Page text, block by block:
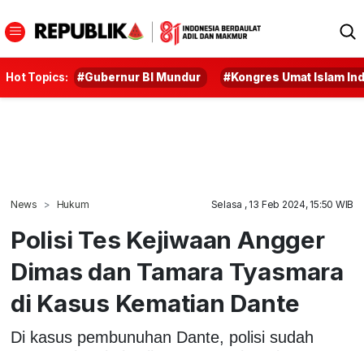
Hot Topics: #Gubernur BI Mundur #Kongres Umat Islam
News Hukum Selasa , 13 Feb 2024, 15:50 WIB
Polisi Tes Kejiwaan Angger
Dimas dan Tamara Tyasmara
di Kasus Kematian Dante
Di kasus pembunuhan Dante, polisi sudah